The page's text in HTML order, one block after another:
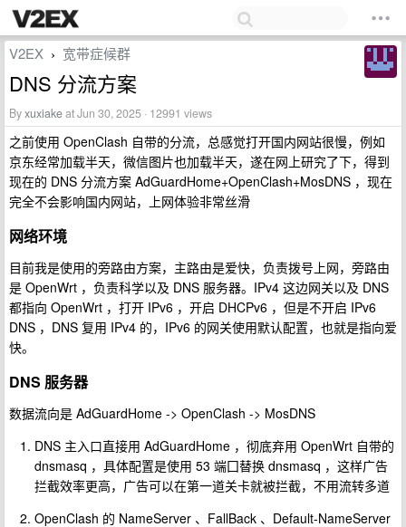
V2EX › 宽带症候群
DNS 分流方案
Byxuxiakeat Jun 30, 2025 · 12991 views
之前使用 OpenClash 自带的分流，总感觉打开国内网站很慢，例如
京东经常加载半天，微信图片也加载半天，遂在网上研究了下，得到
现在的 DNS 分流方案 AdGuardHome+OpenClash+MosDNS ，现在
完全不会影响国内网站，上网体验非常丝滑
网络环境
目前我是使用的旁路由方案，主路由是爱快，负责拨号上网，旁路由
是 OpenWrt ，负责科学以及 DNS 服务器。IPv4 这边网关以及 DNS
都指向 OpenWrt ，打开 IPv6 ，开启 DHCPv6 ，但是不开启 IPv6
DNS ，DNS 复用 IPv4 的，IPv6 的网关使用默认配置，也就是指向爱
快。
DNS 服务器
数据流向是 AdGuardHome -> OpenClash -> MosDNS
DNS 主入口直接用 AdGuardHome ，彻底弃用 OpenWrt 自带的
dnsmasq ，具体配置是使用 53 端囗替换 dnsmasq ，这样广告
拦截效率更高，广告可以在第一道关卡就被拦截，不用流转多道
OpenClash 的 NameServer 、FallBack 、Default-NameServer